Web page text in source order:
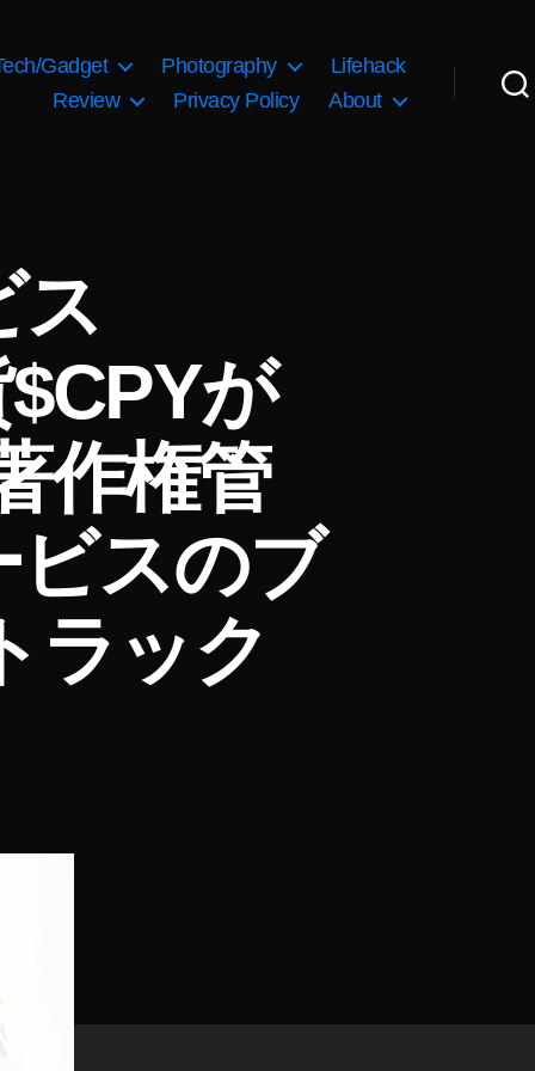
Gadget Photography
Lifehack
Review
Privacy Policy About
ス
が
作権管
ビスのブ
ラック